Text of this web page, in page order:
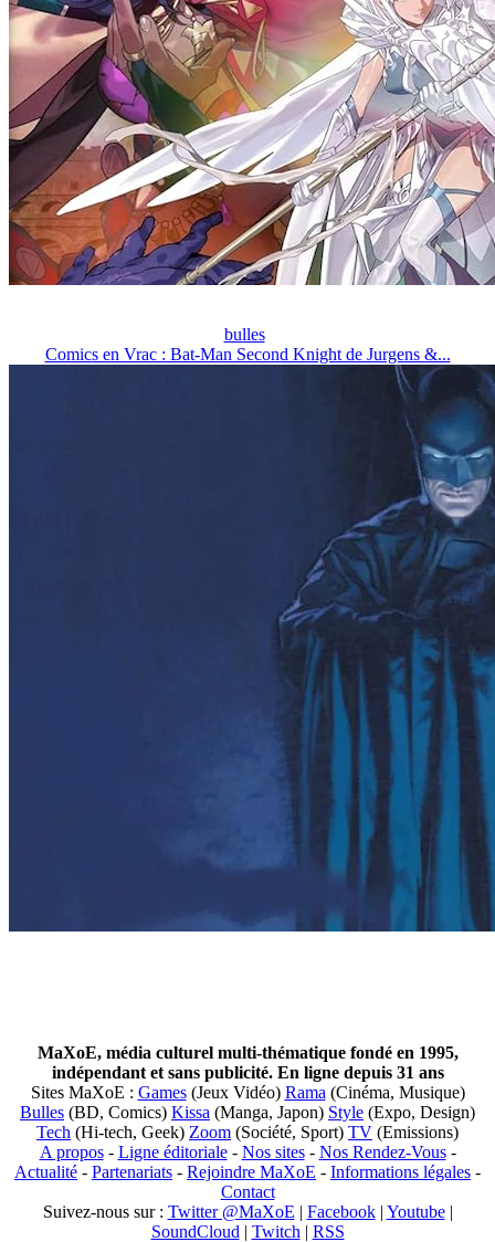
bulles
Comics en Vrac : Bat-Man Second Knight de Jurgens &...
MaXoE, média culturel multi-thématique fondé en 1995,
indépendant et sans publicité. En ligne depuis 31 ans
Sites MaXoE : Games(Jeux Vidéo) Rama (Cinéma, Musique)
Bulles (BD, Comics) Kissa (Manga, Japon) Style (Expo, Design)
Tech (Hi-tech, Geek) Zoom (Société, Sport) TV (Emissions)
A propos- Ligne éditoriale- Nos sites- Nos Rendez-Vous-
Actualité - Partenariats - Rejoindre MaXoE - Informations légales -
Contact
Suivez-nous sur : Twitter @MaXoE | Facebook| Youtube|
SoundCloud | Twitch | RSS